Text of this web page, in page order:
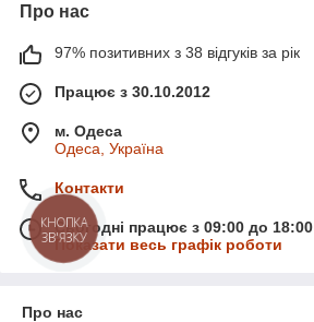
Про нас
97% позитивних з 38 відгуків за рік
Працює з 30.10.2012
м. Одеса
Одеса, Україна
Контакти
Сьогодні працює з 09:00 до 18:00
Показати весь графік роботи
Про нас
КНОПКА
ЗВ'ЯЗКУ